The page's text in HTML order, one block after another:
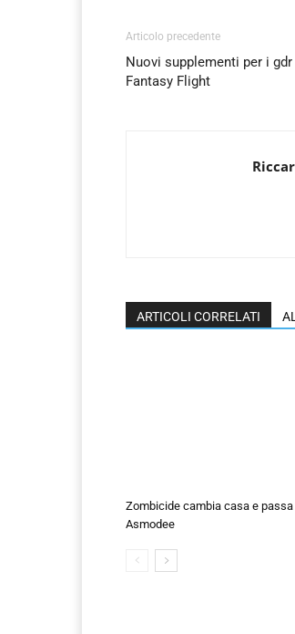
Articolo precedente
Nuovi supplementi per i
Fantasy Flight
ARTICOLI CORRELATI
Zombicide cambia casa e passa
Asmodee